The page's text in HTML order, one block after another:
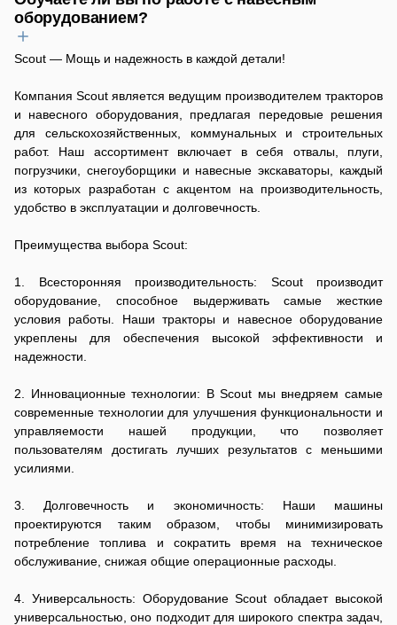
Разнообразие навесного оборудования позволяет
адаптировать технику под конкретные задачи и условия
навесного оборудования в лизинг, чтобы оптимизировать свои
затраты. Возможна и аренда навесного оборудования с
последующим выкупом — уточните детали у наших
оборудование — обязательная составляющая покупки.
Продолжительность гарантийного периода зависит от
производителя и конкретного типа техники, информация об
на себя обязательства по бесплатному устранению заводских
дефектов или замене неисправного агрегата, возникших в
течение гарантийного срока. Важно помнить, что гарантия не
покрывает естественный износ запчастей для навесного
оборудования и повреждения, вызванные нарушением
правил эксплуатации. По истечении гарантии мы всегда
готовы предложить профессиональный ремонт навесного
оборудованием?
Наши опытные специалисты проведут подробный инструктаж,
наглядно продемонстрируют все нюансы настройки и
эксплуатации каждого агрегата. Мы детально покажем, как
правильно использовать плуг для оптимальной обработки
почвы, как добиться максимальной точности при посеве с
помощью сеялки, как эффективно заготавливать корм,
используя косилку. Кроме того, мы поделимся опытом
эффективного использования снегоуборщика для быстрой
безопасной и надёжной работе с тракторным прицепом при
Scout — Мощь и надежность в каждой детали!
Компания Scout является ведущим производителем тракторов
и навесного оборудования, предлагая передовые решения
для сельскохозяйственных, коммунальных и строительных
работ. Наш ассортимент включает в себя отвалы, плуги,
погрузчики, снегоуборщики и навесные экскаваторы, каждый
из которых разработан с акцентом на производительность,
удобство в эксплуатации и долговечность.
Преимущества выбора Scout:
1. Всесторонняя производительность: Scout производит
оборудование, способное выдерживать самые жесткие
условия работы. Наши тракторы и навесное оборудование
укреплены для обеспечения высокой эффективности и
надежности.
2. Инновационные технологии: В Scout мы внедряем самые
современные технологии для улучшения функциональности и
управляемости нашей продукции, что позволяет
пользователям достигать лучших результатов с меньшими
усилиями.
3. Долговечность и экономичность: Наши машины
проектируются таким образом, чтобы минимизировать
потребление топлива и сократить время на техническое
обслуживание, снижая общие операционные расходы.
4. Универсальность: Оборудование Scout обладает высокой
универсальностью, оно подходит для широкого спектра задач,